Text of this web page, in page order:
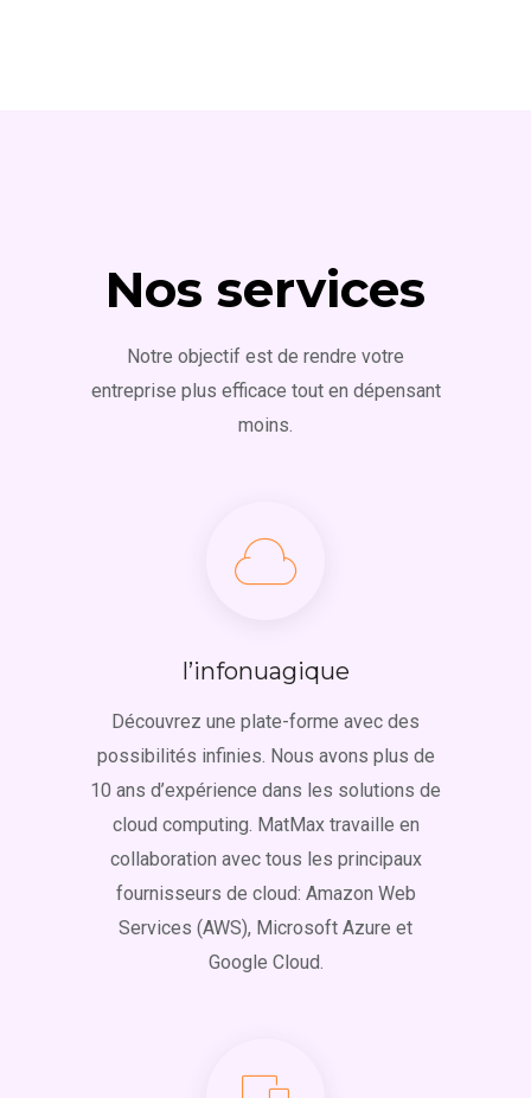
Nos services
Notre objectif est de rendre votre
entreprise plus efficace tout en dépensant
moins.
l’infonuagique
Découvrez une plate-forme avec des
possibilités infinies. Nous avons plus de
10 ans d’expérience dans les solutions de
cloud computing. MatMax travaille en
collaboration avec tous les principaux
fournisseurs de cloud: Amazon Web
Services (AWS), Microsoft Azure et
Google Cloud.